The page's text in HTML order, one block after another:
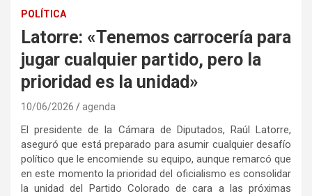
POLÍTICA
Latorre: «Tenemos carrocería para
jugar cualquier partido, pero la
prioridad es la unidad»
10/06/2026 agenda
El presidente de la Cámara de Diputados, Raúl Latorre,
aseguró que está preparado para asumir cualquier desafío
político que le encomiende su equipo, aunque remarcó que
en este momento la prioridad del oficialismo es consolidar
la unidad del Partido Colorado de cara a las próximas